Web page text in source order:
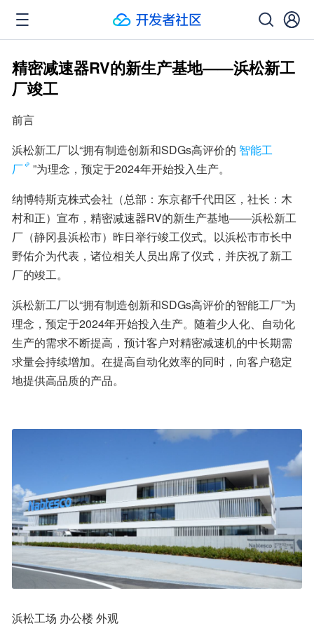
精密减速器RV的新生产基地——浜松新工
厂竣工
前言
浜松新工厂以“拥有制造创新和SDGs高评价的 智能工
厂
”为理念，预定于2024年开始投入生产。
纳博特斯克株式会社（总部：东京都千代田区，社长：木
村和正）宣布，精密减速器RV的新生产基地——浜松新工
厂（静冈县浜松市）昨日举行竣工仪式。以浜松市市长中
野佑介为代表，诸位相关人员出席了仪式，并庆祝了新工
厂的竣工。
浜松新工厂以“拥有制造创新和SDGs高评价的智能工厂”为
理念，预定于2024年开始投入生产。随着少人化、自动化
生产的需求不断提高，预计客户对精密减速机的中长期需
求量会持续增加。在提高自动化效率的同时，向客户稳定
地提供高品质的产品。
浜松工场 办公楼 外观